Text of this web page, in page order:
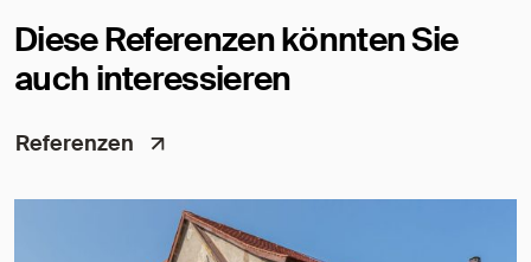
Diese Referenzen könnten Sie
auch interessieren
Referenzen